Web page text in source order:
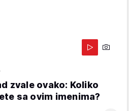
zvale ovako: Koliko
sa ovim imenima?